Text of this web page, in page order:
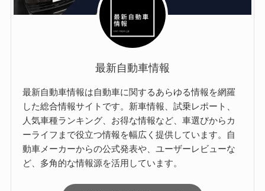
最新自動車情報
最新自動車情報は自動車に関するあらゆる情報を網羅
した総合情報サイトです。新車情報、試乗レポート、
人気車種ランキング、お得な情報など、車選びからカ
ーライフまで役立つ情報を幅広く提供しています。自
動車メーカーからの公式発表や、ユーザーレビューな
ど、多角的な情報源を活用しています。